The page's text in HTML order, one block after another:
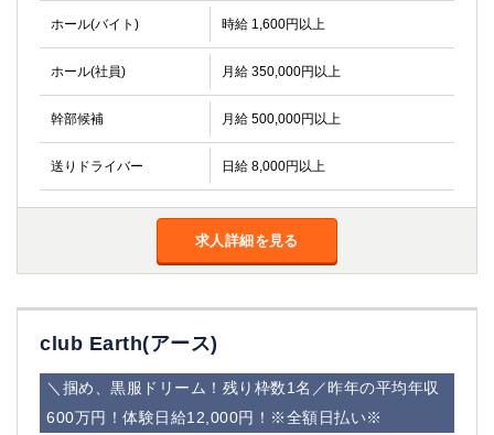
ホール(バイト) 時給 1,600円以上
ホール(社員) 月給 350,000円以上
幹部候補 月給 500,000円以上
送りドライバー 日給 8,000円以上
求人詳細を見る
club Earth(アース)
＼掴め、黒服ドリーム！残り枠数1名／昨年の平均年収
600万円！体験日給12,000円！※全額日払い※